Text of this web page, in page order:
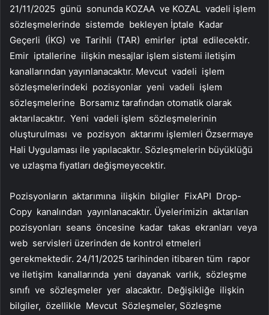
21/11/2025 günü sonunda KOZAA ve KOZAL vadeli işlem
sözleşmelerinde sistemde bekleyen İptale Kadar
Geçerli (İKG) ve Tarihli (TAR) emirler iptal edilecektir.
Emir iptallerine ilişkin mesajlar işlem sistemi iletişim
kanallarından yayınlanacaktır. Mevcut vadeli işlem
sözleşmelerindeki pozisyonlar yeni vadeli işlem
sözleşmelerine Borsamız tarafından otomatik olarak
aktarılacaktır. Yeni vadeli işlem sözleşmelerinin
oluşturulması ve pozisyon aktarımı işlemleri Özsermaye
Hali Uygulaması ile yapılacaktır. Sözleşmelerin büyüklüğü
ve uzlaşma fiyatları değişmeyecektir.
Pozisyonların aktarımına ilişkin bilgiler FixAPI Drop-
Copy kanalından yayınlanacaktır. Üyelerimizin aktarılan
pozisyonları seans öncesine kadar takas ekranları veya
web servisleri üzerinden de kontrol etmeleri
gerekmektedir. 24/11/2025 tarihinden itibaren tüm rapor
ve iletişim kanallarında yeni dayanak varlık, sözleşme
sınıfı ve sözleşmeler yer alacaktır. Değişikliğe ilişkin
bilgiler, özellikle Mevcut Sözleşmeler, Sözleşme